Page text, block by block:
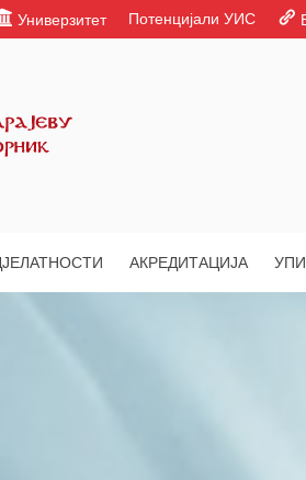
Потенцијали УИС
Универзитет
АКРЕДИТАЦИЈА